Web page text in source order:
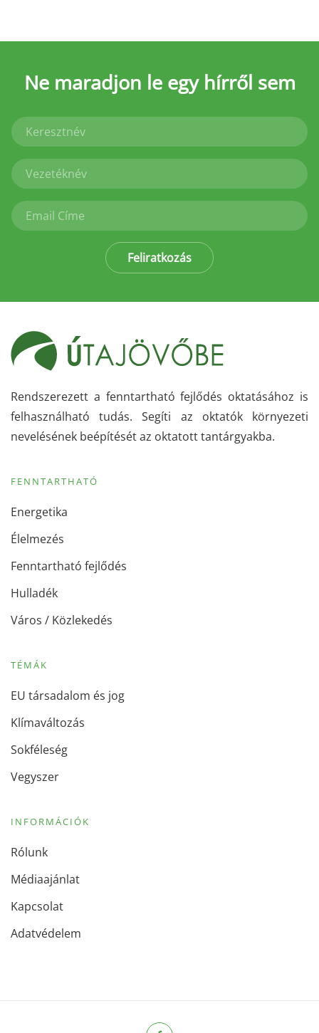
Ne maradjon le egy hírről sem
Feliratkozás
Rendszerezett a fenntartható fejlődés oktatásához is
felhasználható tudás. Segíti az oktatók környezeti
nevelésének beépítését az oktatott tantárgyakba.
FENNTARTHATÓ
Energetika
Élelmezés
Fenntartható fejlődés
Hulladék
Város / Közlekedés
TÉMÁK
EU társadalom és jog
Klímaváltozás
Sokféleség
Vegyszer
INFORMÁCIÓK
Rólunk
Médiaajánlat
Kapcsolat
Adatvédelem